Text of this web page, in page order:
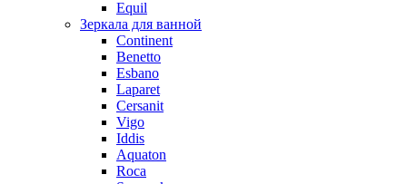
Equil
Зеркала для ванной
Continent
Benetto
Esbano
Laparet
Cersanit
Vigo
Iddis
Aquaton
Roca